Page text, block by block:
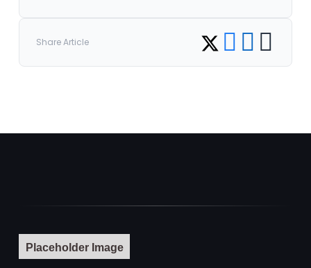
Share Article Share on Twitter
Share on Facebook
Share on
Copy link
Placeholder Image